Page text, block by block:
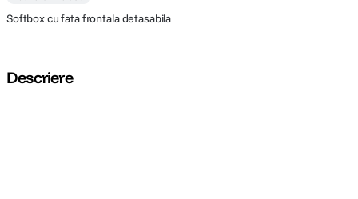
Softbox cu fata frontala detasabila
Descriere